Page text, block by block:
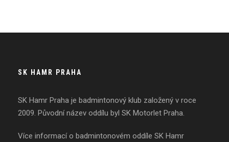
SK HAMR PRAHA
SK Hamr Praha je badmintonový klub založený v roce
2009. Původní název oddílu byl SK Motorlet Praha.
Více informací o badmintonovém oddíle SK Hamr